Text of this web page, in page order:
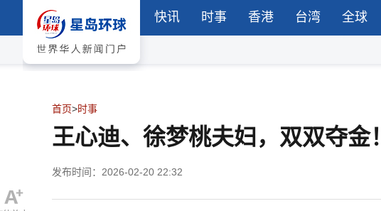
快讯 时事 香港 台湾 全球
首页>时事
王心迪、徐梦桃夫妇，双双夺金！
发布时间：2026-02-20 22:32